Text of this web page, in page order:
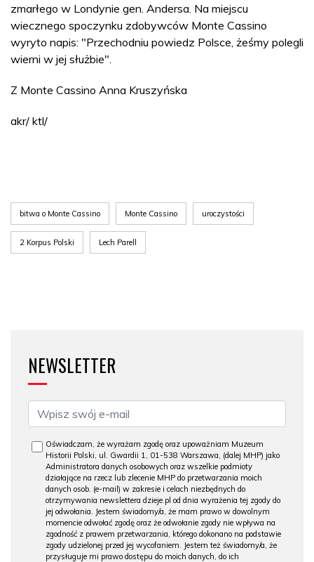
zmarłego w Londynie gen. Andersa. Na miejscu
wiecznego spoczynku zdobywców Monte Cassino
wyryto napis: "Przechodniu powiedz Polsce, żeśmy polegli
wierni w jej służbie".
Z Monte Cassino Anna Kruszyńska
akr/ ktl/
bitwa o Monte Cassino Monte Cassino uroczystości
2 Korpus Polski Lech Parell
NEWSLETTER
Oświadczam, że wyrażam zgodę oraz upoważniam Muzeum
Historii Polski, ul. Gwardii 1, 01-538 Warszawa, (dalej MHP) jako
Administratora danych osobowych oraz wszelkie podmioty
działające na rzecz lub zlecenie MHP do przetwarzania moich
danych osob. (e-mail) w zakresie i celach niezbędnych do
otrzymywania newslettera dzieje.pl od dnia wyrażenia tej zgody do
jej odwołania. Jestem świadomy/a, że mam prawo w dowolnym
momencie odwołać zgodę oraz że odwołanie zgody nie wpływa na
zgodność z prawem przetwarzania, którego dokonano na podstawie
zgody udzielonej przed jej wycofaniem. Jestem też świadomy/a, że
przysługuje mi prawo dostępu do moich danych, do ich